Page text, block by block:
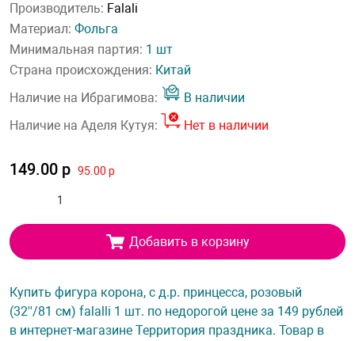
Производитель: Falali
Материал: Фольга
Минимальная партия: 1 шт
Страна происхождения: Китай
Наличие на Ибрагимова:
В наличии
Наличие на Аделя Кутуя:
Нет в наличии
149.00 р 95.00 р
Добавить в корзину
Купить фигура корона, с д.р. принцесса, розовый
(32''/81 см) falalli 1 шт. по недорогой цене за 149 рублей
в интернет-магазине Территория праздника. Товар в